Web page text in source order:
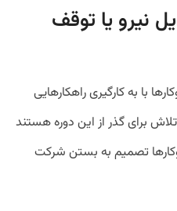
نیرو یا توقف
با به کارگیری راهکارهایی
برای گذر از این دوره هستند
تصمیم به بستن شرکت